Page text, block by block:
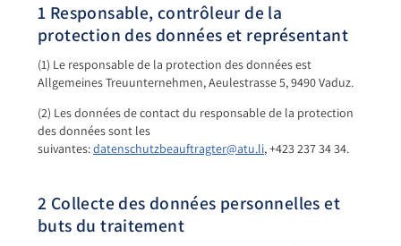
1 Responsable, contrôleur de la
protection des données et représentant
(1) Le responsable de la protection des données est
Allgemeines Treuunternehmen, Aeulestrasse 5, 9490 Vaduz.
(2) Les données de contact du responsable de la protection
des données sont les
suivantes:datenschutzbeauftragter@atu.li, +423 237 34 34.
2 Collecte des données personnelles et
buts du traitement